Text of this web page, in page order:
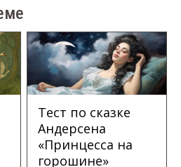
Тест по сказке
Андерсена
«Принцесса на
горошине»